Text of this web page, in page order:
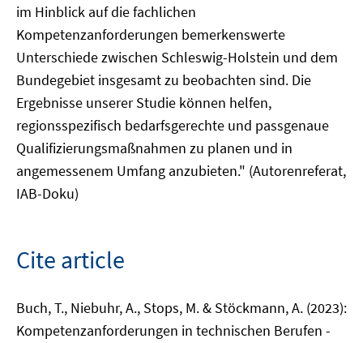
im Hinblick auf die fachlichen
Kompetenzanforderungen bemerkenswerte
Unterschiede zwischen Schleswig-Holstein und dem
Bundegebiet insgesamt zu beobachten sind. Die
Ergebnisse unserer Studie können helfen,
regionsspezifisch bedarfsgerechte und passgenaue
Qualifizierungsmaßnahmen zu planen und in
angemessenem Umfang anzubieten." (Autorenreferat,
IAB-Doku)
Cite article
Buch, T., Niebuhr, A., Stops, M. & Stöckmann, A. (2023):
Kompetenzanforderungen in technischen Berufen -